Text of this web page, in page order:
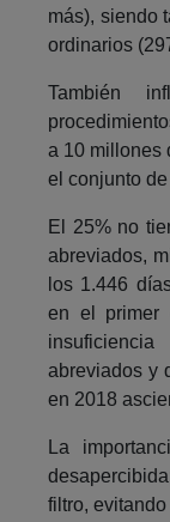
más), siendo
ordinarios
También
a 10 millones
el conjunto
El 25% no
abreviados,
los 1.446
en el primer
abreviados y
en 2018
La
filtro,